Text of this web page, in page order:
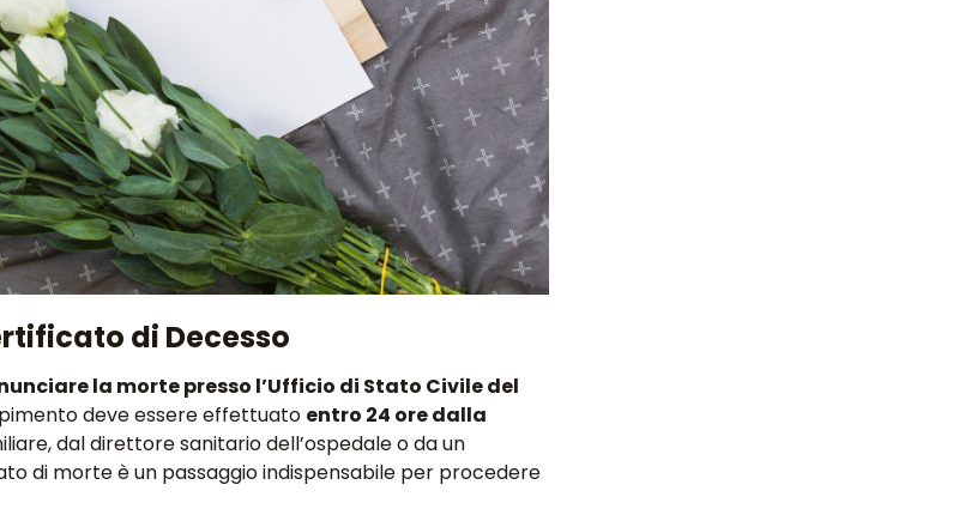
di Decesso
la morte presso l’Ufficio di Stato Civile del
deve essere effettuato entro 24 ore dalla
dal direttore sanitario dell’ospedale o da un
di morte è un passaggio indispensabile per procedere